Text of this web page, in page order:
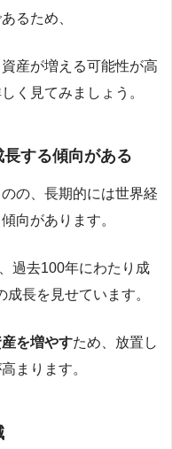
るため、
産が増える可能性が高
く見てみましょう。
する傾向がある
の、長期的には世界経
向があります。
過去100年にわたり成
長を見せています。
を増やすため、放置し
まります。